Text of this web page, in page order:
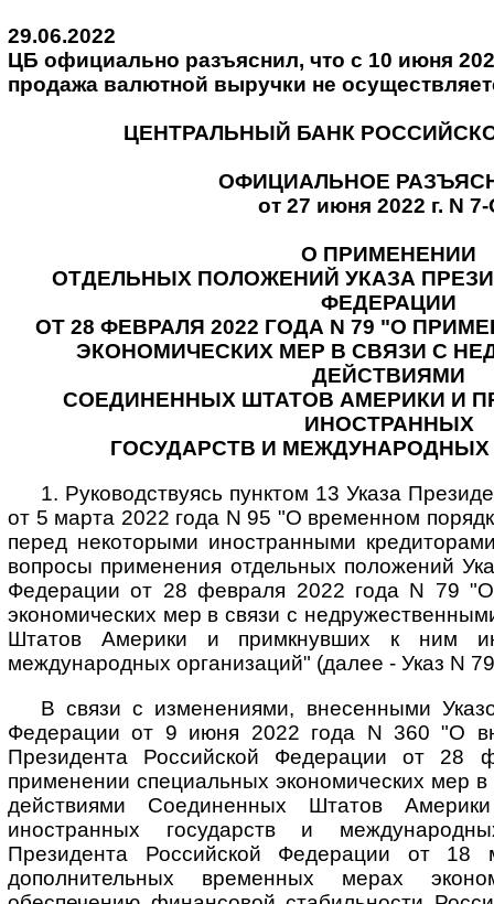
29.06.2022
ЦБ официально разъяснил, что с 10 июня
продажа валютной выручки не
ЦЕНТРАЛЬНЫЙ БАНК
ОФИЦИАЛЬНОЕ
от 27 июня 2022 г. N
О ПРИМЕНЕНИИ
ОТДЕЛЬНЫХ ПОЛОЖЕНИЙ УКАЗА
ФЕДЕРАЦИИ
ОТ 28 ФЕВРАЛЯ 2022 ГОДА N 79 "О
ЭКОНОМИЧЕСКИХ МЕР В СВЯЗИ С
ДЕЙСТВИЯМИ
СОЕДИНЕННЫХ ШТАТОВ АМЕРИКИ И
ИНОСТРАННЫХ
ГОСУДАРСТВ И МЕЖДУНАРОДНЫХ
1. Руководствуясь пунктом 13 Указа
от 5 марта 2022 года N 95 "О временном
перед некоторыми иностранными
вопросы применения отдельных положений
Федерации от 28 февраля 2022 года N 79
экономических мер в связи с
Штатов Америки и примкнувших к ним
международных организаций" (далее - Указ N
В связи с изменениями, внесенными
Федерации от 9 июня 2022 года N 360 "О
Президента Российской Федерации от
применении специальных экономических мер
действиями Соединенных Штатов
иностранных государств и
Президента Российской Федерации от
дополнительных временных мерах